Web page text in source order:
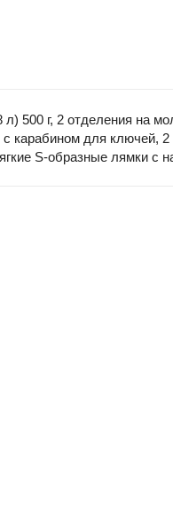
500 г, 2 отделения на
карабином для
S-образные лямки